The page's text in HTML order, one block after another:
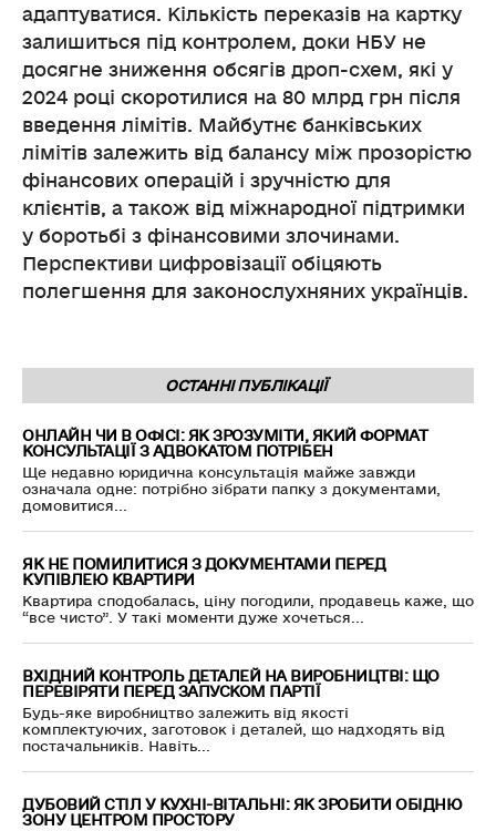
адаптуватися. Кількість переказів на картку
залишиться під контролем, доки НБУ не
досягне зниження обсягів дроп-схем, які у
2024 році скоротилися на 80 млрд грн після
введення лімітів. Майбутнє банківських
лімітів залежить від балансу між прозорістю
фінансових операцій і зручністю для
клієнтів, а також від міжнародної підтримки
у боротьбі з фінансовими злочинами.
Перспективи цифровізації обіцяють
полегшення для законослухняних українців.
ОСТАННІ ПУБЛІКАЦІЇ
ОНЛАЙН ЧИ В ОФІСІ: ЯК ЗРОЗУМІТИ, ЯКИЙ ФОРМАТ
КОНСУЛЬТАЦІЇ З АДВОКАТОМ ПОТРІБЕН
Ще недавно юридична консультація майже завжди
означала одне: потрібно зібрати папку з документами,
домовитися...
ЯК НЕ ПОМИЛИТИСЯ З ДОКУМЕНТАМИ ПЕРЕД
КУПІВЛЕЮ КВАРТИРИ
Квартира сподобалась, ціну погодили, продавець каже, що
“все чисто”. У такі моменти дуже хочеться...
ВХІДНИЙ КОНТРОЛЬ ДЕТАЛЕЙ НА ВИРОБНИЦТВІ: ЩО
ПЕРЕВІРЯТИ ПЕРЕД ЗАПУСКОМ ПАРТІЇ
Будь-яке виробництво залежить від якості
комплектуючих, заготовок і деталей, що надходять від
постачальників. Навіть...
ДУБОВИЙ СТІЛ У КУХНІ-ВІТАЛЬНІ: ЯК ЗРОБИТИ ОБІДНЮ
ЗОНУ ЦЕНТРОМ ПРОСТОРУ